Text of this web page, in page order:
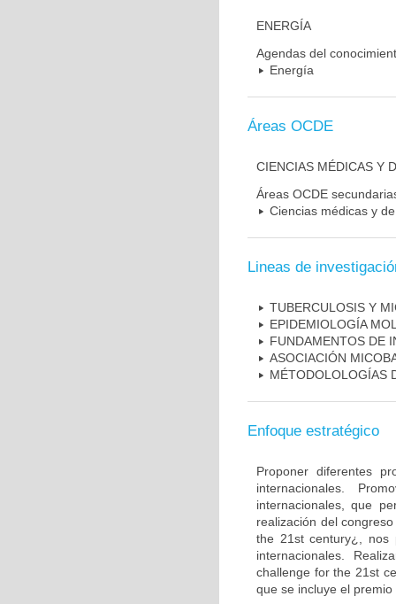
ENERGÍA
Agendas del
Energía
Áreas OCDE
CIENCIAS MÉDICAS Y
Áreas OCDE
Ciencias médicas y
Lineas de
TUBERCULOSIS Y
EPIDEMIOLOGÍA
FUNDAMENTOS DE
ASOCIACIÓN
MÉTODOLOLOGÍAS
Enfoque estratégico
Proponer diferentes
internacionales.
internacionales, que
realización del
the 21st century¿, nos
internacionales.
challenge for the 21st
que se incluye el